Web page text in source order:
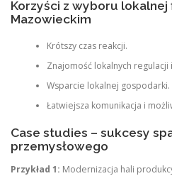
Korzyści z wyboru
Mazowieckim
Krótszy czas reakcji.
Znajomość lokalnych
Wsparcie lokalnej gospodarki.
Łatwiejsza komunikacja i
Case studies – sukcesy
przemysłowego
Przykład 1: Modernizacja hali